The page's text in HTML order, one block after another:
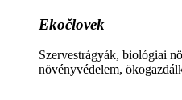
Ekočlovek
Szervestrágyák, biológiai
növényvédelem,